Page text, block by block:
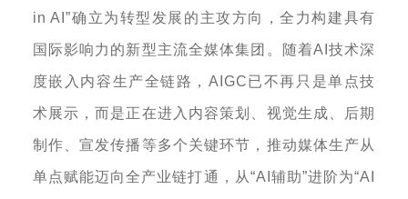
in AI”确立为转型发展的主攻方向，全力构建具有
国际影响力的新型主流全媒体集团。随着AI 技术深
度嵌入内容生产全链路， AIGC已不再只是单点技
术展示，而是正在进入内容策划、视觉生成、后期
制作、宣发传播等多个关键环节，推动媒体生产从
单点赋能迈向全产业链打通，从“AI 辅助”进阶为“AI